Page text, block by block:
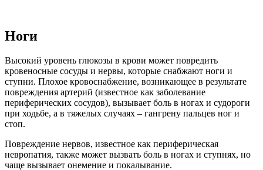
Ноги
Высокий уровень глюкозы в крови может повредить
кровеносные сосуды и нервы, которые снабжают ноги и
ступни. Плохое кровоснабжение, возникающее в результате
повреждения артерий (известное как заболевание
периферических сосудов), вызывает боль в ногах и судороги
при ходьбе, а в тяжелых случаях – гангрену пальцев ног и
стоп.
Повреждение нервов, известное как периферическая
невропатия, также может вызвать боль в ногах и ступнях, но
чаще вызывает онемение и покалывание.